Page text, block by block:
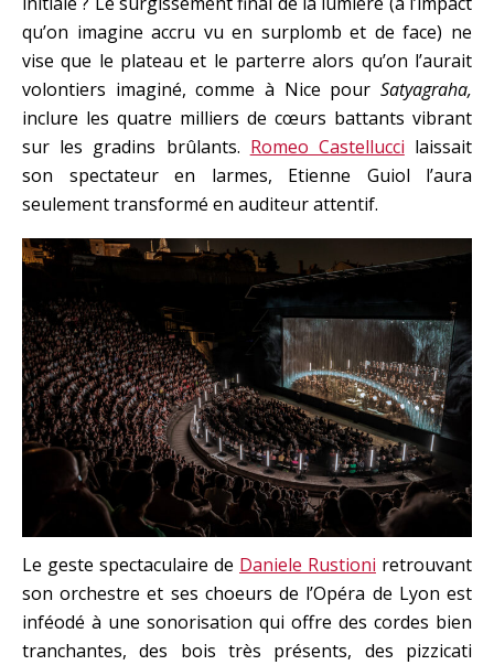
qu’on imagine accru vu en surplomb et de face) ne
vise que le plateau et le parterre alors qu’on l’aurait
volontiers imaginé, comme à Nice pour Satyagraha,
inclure les quatre milliers de cœurs battants vibrant
sur les gradins brûlants. Romeo Castellucci laissait
son spectateur en larmes, Etienne Guiol l’aura
seulement transformé en auditeur attentif.
Le geste spectaculaire de Daniele Rustioni retrouvant
son orchestre et ses choeurs de l’Opéra de Lyon est
inféodé à une sonorisation qui offre des cordes bien
tranchantes, des bois très présents, des pizzicati